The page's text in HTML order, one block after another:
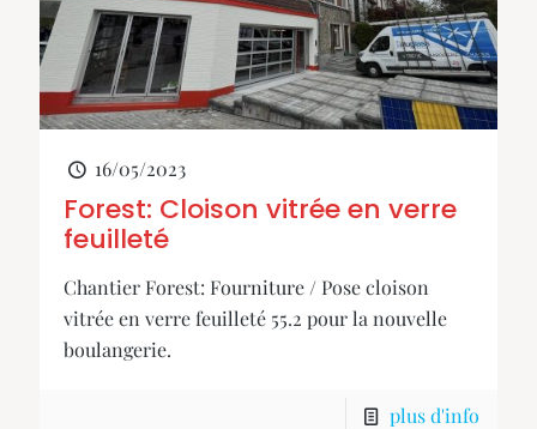
16/05/2023
Forest: Cloison vitrée en verre
feuilleté
Chantier Forest: Fourniture / Pose cloison
vitrée en verre feuilleté 55.2 pour la nouvelle
boulangerie.
plus d'info